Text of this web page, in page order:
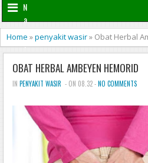
N
a
v
i
g
a
t
o
Home »penyakit wasir» Obat Herbal
OBAT HERBAL AMBEYEN HEMORID
IN PENYAKIT WASIR - ON 08.32 -NO COMMENTS